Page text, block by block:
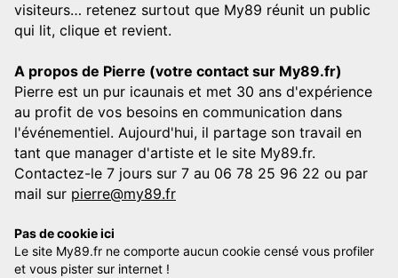
visiteurs… retenez surtout que My89 réunit un public
qui lit, clique et revient.
A propos de Pierre (votre contact sur My89.fr)
Pierre est un pur icaunais et met 30 ans d'expérience
au profit de vos besoins en communication dans
l'événementiel. Aujourd'hui, il partage son travail en
tant que manager d'artiste et le site My89.fr.
Contactez-le 7 jours sur 7 au 06 78 25 96 22 ou par
mail sur pierre@my89.fr
Pas de cookie ici
Le site My89.fr ne comporte aucun cookie censé vous profiler
et vous pister sur internet !